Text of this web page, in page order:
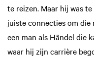
te reizen. Maar hij was
juiste connecties om
een man als Händel die
waar hij zijn carrière